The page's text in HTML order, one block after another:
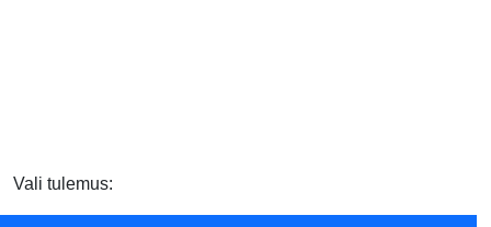
Vali tulemus: